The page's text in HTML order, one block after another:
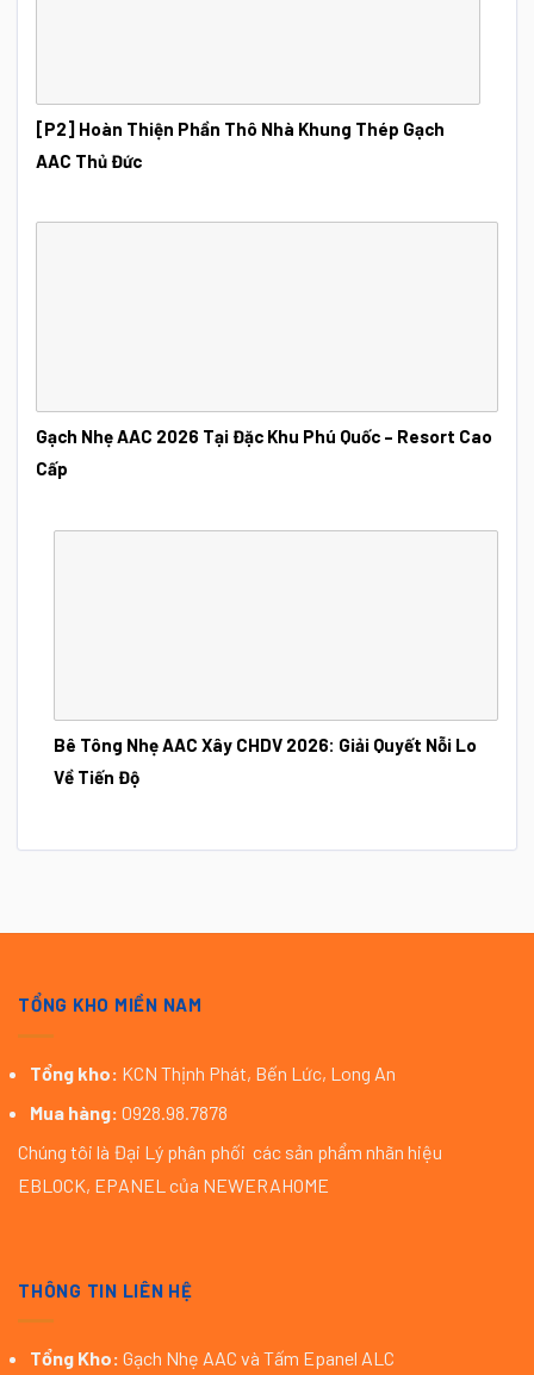
[P2] Hoàn Thiện Phần Thô Nhà Khung Thép Gạch
AAC Thủ Đức
Gạch Nhẹ AAC 2026 Tại Đặc Khu Phú Quốc – Resort Cao
Cấp
Bê Tông Nhẹ AAC Xây CHDV 2026: Giải Quyết Nỗi Lo
Về Tiến Độ
TỔNG KHO MIỀN NAM
Tổng kho: KCN Thịnh Phát, Bến Lức, Long An
Mua hàng: 0928.98.7878
Chúng tôi là Đại Lý phân phối các sản phẩm nhãn hiệu
EBLOCK, EPANEL của NEWERAHOME
THÔNG TIN LIÊN HỆ
Tổng Kho: Gạch Nhẹ AAC và Tấm Epanel ALC